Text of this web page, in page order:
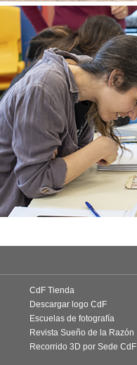
CdF Tienda
Descargar logo CdF
Escuelas de fotografía
Revista Sueño de la Razón
Recorrido 3D por Sede CdF